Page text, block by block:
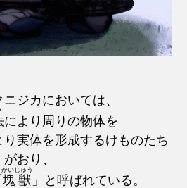
ジカにおいては、
により周りの物体を
実体を形成するけものたち
がおり、
塊獣
かいじゅう
」と呼ばれている。